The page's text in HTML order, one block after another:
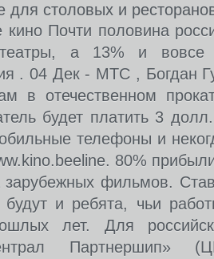
для столовых и
кино Почти половина
а 13% и
. 04 Дек - МТС , Богдан
в отечественном
будет платить 3
телефоны и
80%
зарубежных фильмов.
и ребята, чьи
лет. Для
Партнершип»